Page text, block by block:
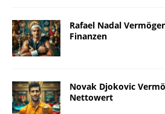
Rafael Nadal
Finanzen
Novak Djokovic
Nettowert